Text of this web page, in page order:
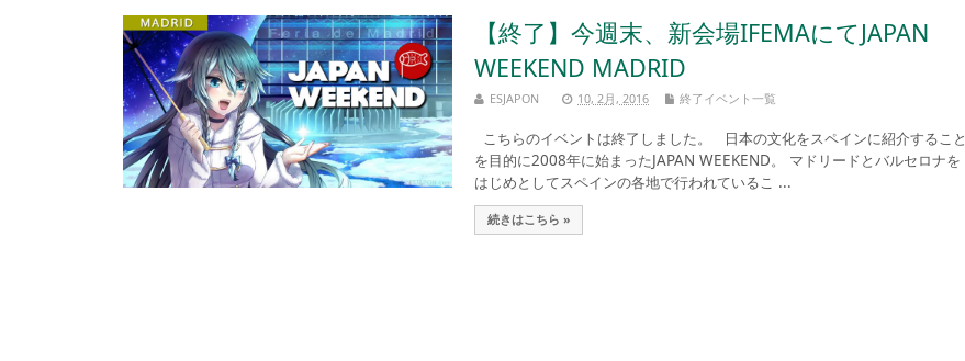
【終了】今週末、新会場IFEMAにてJAPAN
WEEKEND MADRID
ESJAPON 10, 2月, 2016 終了イベント一覧
こちらのイベントは終了しました。 日本の文化をスペインに紹介すること
を目的に2008年に始まったJAPAN WEEKEND。 マドリードとバルセロナを
はじめとしてスペインの各地で行われているこ ...
続きはこちら »